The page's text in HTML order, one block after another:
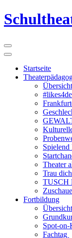
Startseite
Übersicht
Spielend
Theater
Trau
TUSCH
Fortbildung
Übersicht
Spot-on-
Fachtag